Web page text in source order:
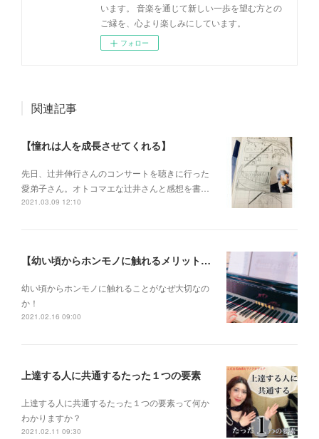
います。 音楽を通じて新しい一歩を望む方との
ご縁を、心より楽しみにしています。
フォロー
関連記事
【憧れは人を成長させてくれる】
先日、辻井伸行さんのコンサートを 聴きに行った
愛弟子さん。 オトコマエな辻井さんと 感想を書…
2021.03.09 12:10
【幼い頃からホンモノに触れるメリットとは？】
幼い頃からホンモノに 触れることがなぜ大切なの
か！
2021.02.16 09:00
上達する人に共通するたった１つの要素
上達する人に共通するたった１つの要素って何か
わかりますか？
2021.02.11 09:30